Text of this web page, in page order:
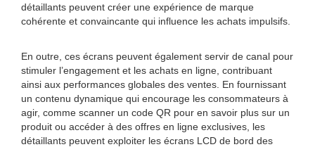
détaillants peuvent créer une expérience de marque
cohérente et convaincante qui influence les achats impulsifs.
En outre, ces écrans peuvent également servir de canal pour
stimuler l’engagement et les achats en ligne, contribuant
ainsi aux performances globales des ventes. En fournissant
un contenu dynamique qui encourage les consommateurs à
agir, comme scanner un code QR pour en savoir plus sur un
produit ou accéder à des offres en ligne exclusives, les
détaillants peuvent exploiter les écrans LCD de bord des